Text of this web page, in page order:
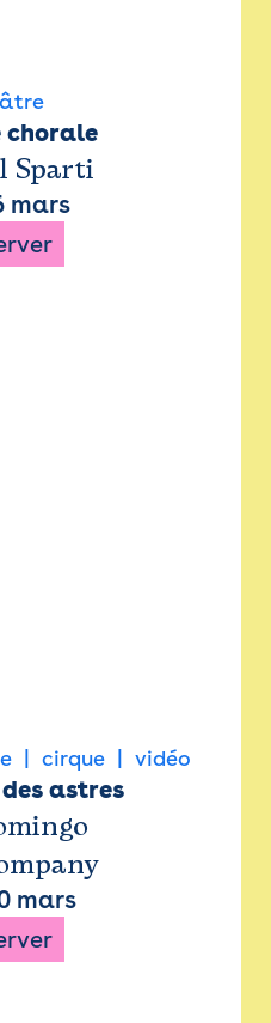
chorale
Sparti
mars
cirque vidéo
astres
mars